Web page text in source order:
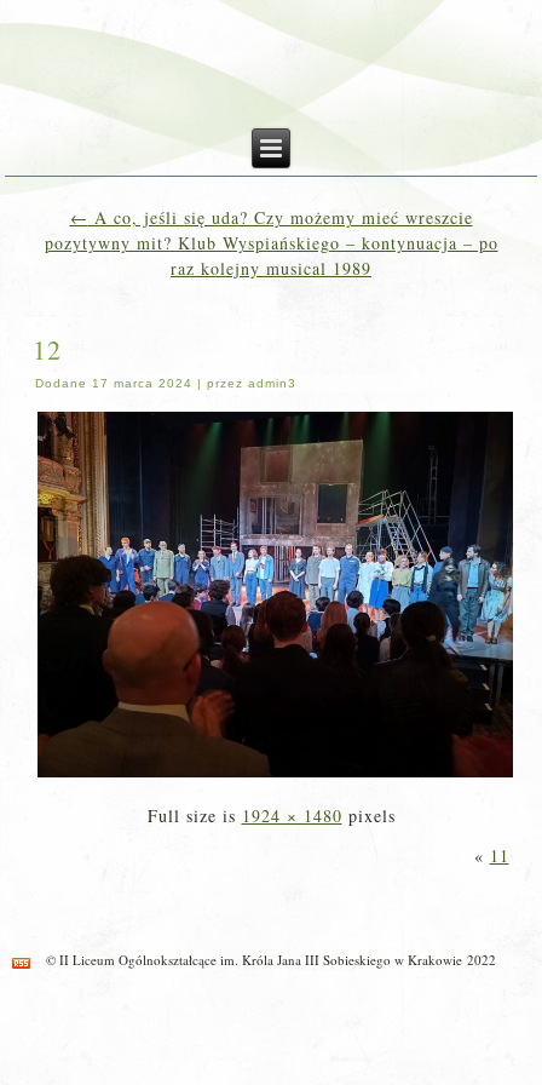
← A co, jeśli się uda? Czy możemy mieć wreszcie
pozytywny mit? Klub Wyspiańskiego – kontynuacja – po
raz kolejny musical 1989
12
Dodane 17 marca 2024 |przez admin3
Full size is 1924 × 1480 pixels
« 11
© II Liceum Ogólnokształcące im. Króla Jana III Sobieskiego w Krakowie 2022